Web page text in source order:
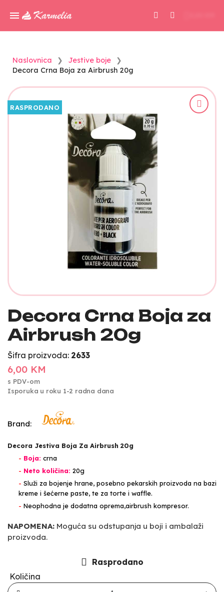
Naslovnica
Jestive boje
Decora Crna Boja za Airbrush 20g
RASPRODANO
Decora Crna Boja za
Airbrush 20g
Šifra proizvoda: 2633
6,00 KM
s PDV-om
Isporuka u roku 1-2 radna dana
Brand:
Decora Jestiva Boja Za Airbrush 20g
- Boja: crna
- Neto količina: 20g
- Služi za bojenje hrane, posebno pekarskih proizvoda na bazi
kreme i šećerne paste, te za torte i waffle.
- Neophodna je dodatna oprema,airbrush kompresor.
NAPOMENA: Moguća su odstupanja u boji i ambalaži
proizvoda.
Rasprodano
Količina